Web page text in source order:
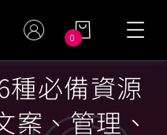
0
種必備資源
案、管理、